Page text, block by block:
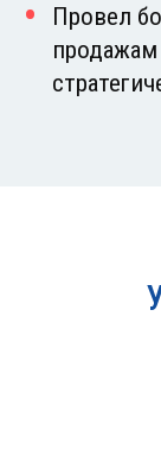
Провел
продажам